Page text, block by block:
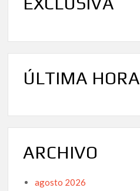
ÚLTIMA HORA
ARCHIVO
agosto 2026